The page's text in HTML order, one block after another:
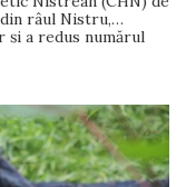
râul Nistru,
și a redus numărul
se regăsesc într-